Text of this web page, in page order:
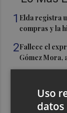
1 Elda registra
compras y la
2Fallece el
Gómez Mora,
curso 2026-
Uso
datos